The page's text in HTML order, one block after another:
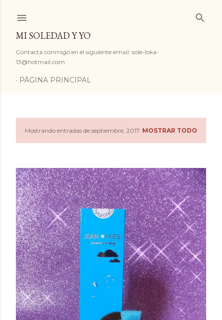
MI SOLEDAD Y YO
Contacta conmigo en el siguiente email: sole-loka-
13@hotmail.com
PÁGINA PRINCIPAL
E
t
r
a
d
a
s
Mostrando entradas de septiembre, 2017 MOSTRAR TODO